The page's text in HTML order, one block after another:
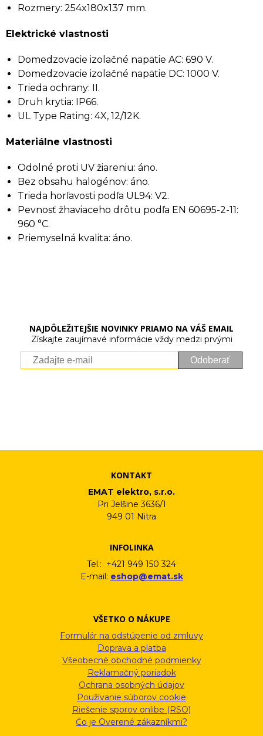
Rozmery: 254x180x137 mm.
Elektrické vlastnosti
Domedzovacie izolačné napätie AC: 690 V.
Domedzovacie izolačné napätie DC: 1000 V.
Trieda ochrany: II.
Druh krytia: IP66.
UL Type Rating: 4X, 12/12K.
Materiálne vlastnosti
Odolné proti UV žiareniu: áno.
Bez obsahu halogénov: áno.
Trieda horľavosti podľa UL94: V2.
Pevnosť žhaviaceho drôtu podľa EN 60695-2-11:
960 °C.
Priemyselná kvalita: áno.
NAJDÔLEŽITEJŠIE NOVINKY PRIAMO NA VÁŠ EMAIL
Získajte zaujímavé informácie vždy medzi prvými
Odoberať
KONTAKT
EMAT elektro, s.r.o.
Pri Jelšine 3636/1
949 01 Nitra
INFOLINKA
Tel.: +421 949 150 324
E-mail: eshop@emat.sk
VŠETKO O NÁKUPE
Formulár na odstúpenie od zmluvy
Doprava a platba
Všeobecné obchodné podmienky
Reklamačný poriadok
Ochrana osobných údajov
Používanie súborov cookie
Riešenie sporov onlibe (RSO)
Čo je Overené zákazníkmi?